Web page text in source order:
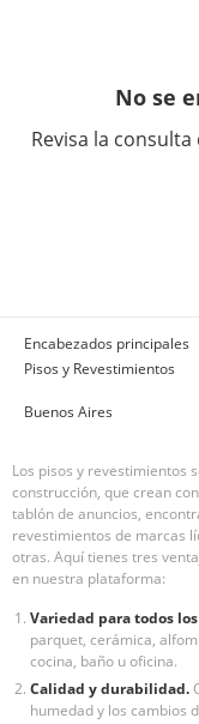
No se
Revisa la
Encabezados principales
Pisos y Revestimientos
Buenos Aires
Los pisos y revestimientos
construcción, que crean
tablón de anuncios,
revestimientos de marcas
otras. Aquí tienes tres
en nuestra plataforma:
Variedad para todos
parquet, cerámica,
cocina, baño u oficina.
Calidad y durabilidad.
humedad y los cambios